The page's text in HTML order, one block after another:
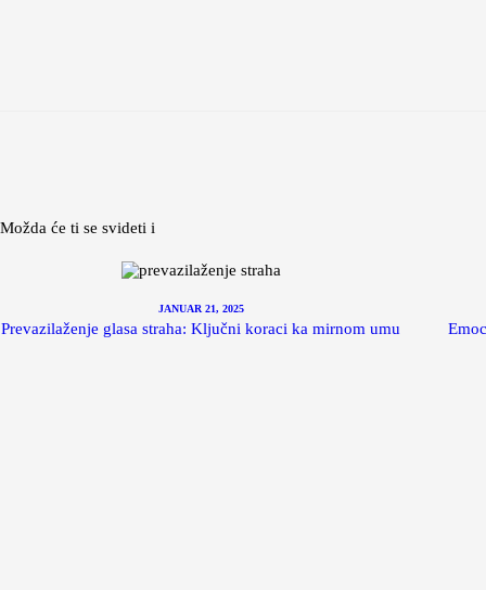
Možda će ti se svideti i
JANUAR 21, 2025
Prevazilaženje glasa straha: Ključni koraci ka mirnom umu